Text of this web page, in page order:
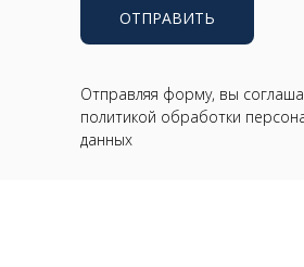
ОТПРАВИТЬ
Отправляя форму, вы
политикой обработки
данных